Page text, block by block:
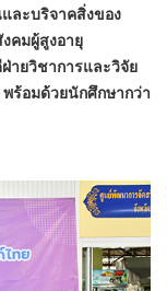
ละบริจาคสิ่งของ
คมผู้สูงอายุ
ายวิชาการและวิจัย
ร้อมด้วยนักศึกษากว่า